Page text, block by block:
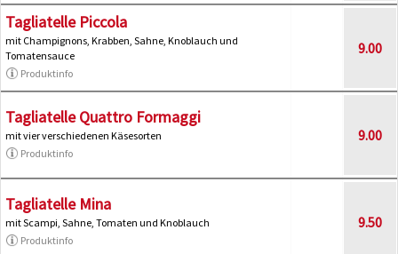
Tagliatelle Piccola
mit Champignons, Krabben, Sahne, Knoblauch und
Tomatensauce
Produktinfo
9.00
Tagliatelle Quattro Formaggi
mit vier verschiedenen Käsesorten
Produktinfo
9.00
Tagliatelle Mina
mit Scampi, Sahne, Tomaten und Knoblauch
Produktinfo
9.50